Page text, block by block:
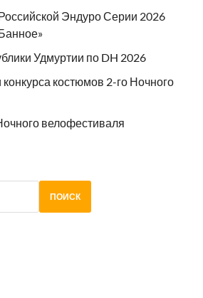
Эндуро Серии 2026
Удмуртии по DH 2026
костюмов 2-го Ночного
велофестиваля
ПОИСК